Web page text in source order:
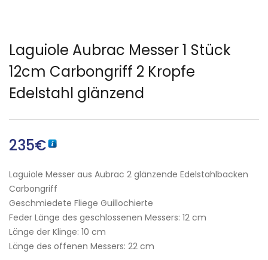
Laguiole Aubrac Messer 1 Stück
12cm Carbongriff 2 Kropfe
Edelstahl glänzend
235€
Laguiole Messer aus Aubrac 2 glänzende Edelstahlbacken
Carbongriff
Geschmiedete Fliege Guillochierte
Feder Länge des geschlossenen Messers: 12 cm
Länge der Klinge: 10 cm
Länge des offenen Messers: 22 cm